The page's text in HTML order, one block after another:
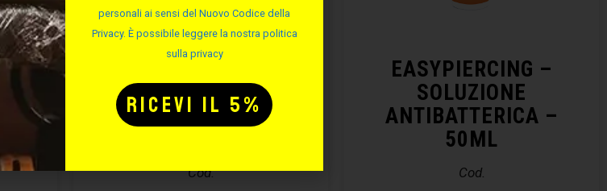
SOLUZIONE SALINA
– 50ML
Cod.
EASYPIERCING –
SOLUZIONE
ANTIBATTERICA –
50ML
Cod.
personali ai sensi del Nuovo Codice della
Privacy. È possibile leggere la nostra politica
sulla privacy